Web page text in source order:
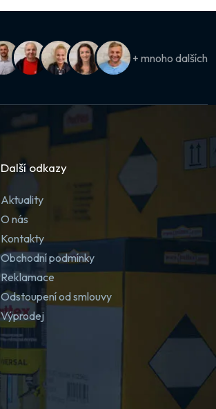
+ mnoho dalších
Další odkazy
Aktuality
O nás
Kontakty
Obchodní podmínky
Reklamace
Odstoupení od smlouvy
Výprodej